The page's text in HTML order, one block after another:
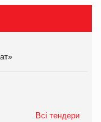
Всі тендери